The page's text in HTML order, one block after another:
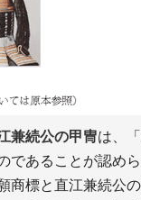
兼続公の甲冑は、
であることが認めら
商標と直江兼続公